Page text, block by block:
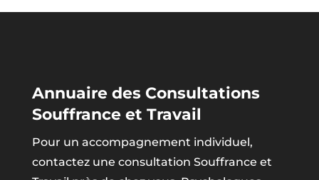
Annuaire des Consultations
Souffrance et Travail
Pour un accompagnement individuel,
contactez une consultation Souffrance et